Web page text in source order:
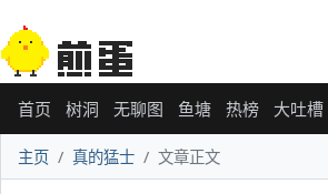
首页 树洞 无聊图 鱼塘 热榜 大吐槽
主页 真的猛士 文章正文